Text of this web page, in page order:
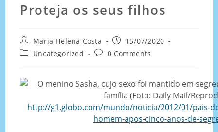
Proteja os seus filhos
Maria Helena Costa
15/07/2020
Uncategorized
0 Comments
http://g1.globo.com/mundo/noticia/2012/01/pais-
homem-apos-cinco-anos-de-